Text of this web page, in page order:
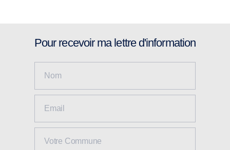
Pour recevoir ma lettre d'information